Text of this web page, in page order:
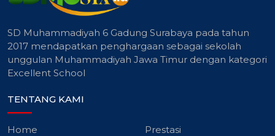
SD Muhammadiyah 6 Gadung Surabaya pada tahun
2017 mendapatkan penghargaan sebagai sekolah
unggulan Muhammadiyah Jawa Timur dengan kategori
Excellent School
TENTANG KAMI
Home
Prestasi